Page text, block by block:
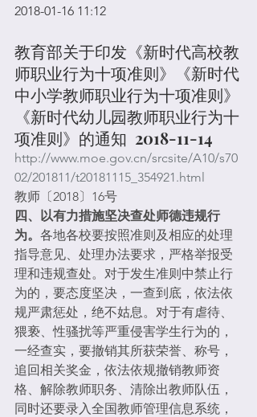
2018-01-16 11:12
教育部关于印发《新时代高校教
师职业行为十项准则》《新时代
中小学教师职业行为十项准则》
《新时代幼儿园教师职业行为十
项准则》的通知  2018-11-14
http://www.moe.gov.cn/srcsite/A10/s70
02/201811/t20181115_354921.html
教师〔2018〕16号
四、以有力措施坚决查处师德违规行
为。 各地各校要按照准则及相应的处理
指导意见、处理办法要求，严格举报受
理和违规查处。对于发生准则中禁止行
为的，要态度坚决，一查到底，依法依
规严肃惩处，绝不姑息。对于有虐待、
猥亵、性骚扰等严重侵害学生行为的，
一经查实，要撤销其所获荣誉、称号，
追回相关奖金，依法依规撤销教师资
格、解除教师职务、清除出教师队伍，
同时还要录入全国教师管理信息系统，